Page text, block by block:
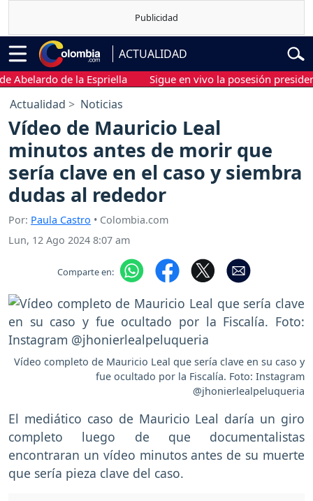
ACTUALIDAD
de la Espriella Sigue en vivo la posesión
Actualidad Noticias
Vídeo de Mauricio Leal
minutos antes de morir que
sería clave en el caso y siembra
dudas al rededor
Por: Paula Castro • Colombia.com
Lun, 12 Ago 2024 8:07 am
Comparte en:
Vídeo completo de Mauricio Leal que sería clave en su caso y
fue ocultado por la Fiscalía. Foto: Instagram
@jhonierlealpeluqueria
El mediático caso de Mauricio Leal daría un giro
completo luego de que documentalistas
encontraran un vídeo minutos antes de su muerte
que sería pieza clave del caso.